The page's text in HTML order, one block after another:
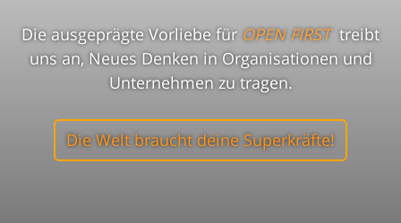
Die ausgeprägte Vorliebe für OPEN FIRSTtreibt
uns an, Neues Denken in Organisationen und
Unternehmen zu tragen.
Die Welt braucht deine Superkräfte!